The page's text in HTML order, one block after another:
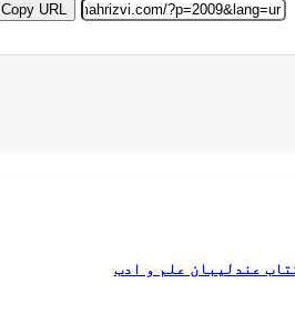
Copy URL
عندلیبان علم و ادب